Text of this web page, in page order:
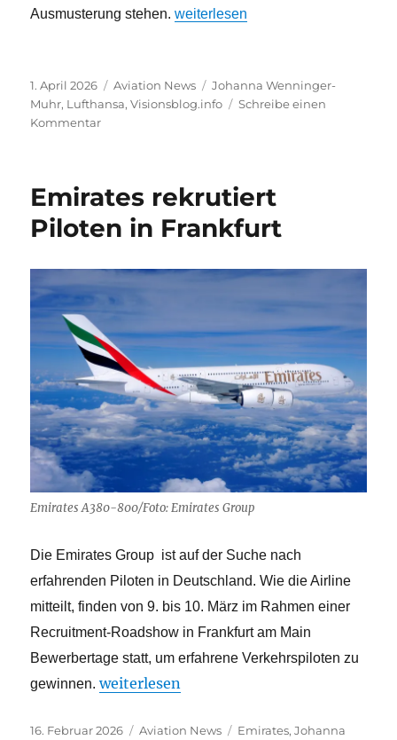
Ausmusterung stehen.„Folgen des Irankriegs –
weiterlesen
Veröffentlicht
am
1. April 2026 Kategorien
Aviation News Schlagwörter
Johanna Wenninger-
Muhr, Lufthansa,Visionsblog.info
Schreibe einen
Kommentarzu
–
Lufthansa
prüft
von
bis
zu
40
Flugzeugen
Emirates rekrutiert
Piloten in Frankfurt
Emirates A380-800/Foto: Emirates Group
Die Emirates Group ist auf der Suche nach
erfahrenden Piloten in Deutschland. Wie die Airline
mitteilt, finden von 9. bis 10. März im Rahmen einer
Recruitment-Roadshow in Frankfurt am Main
Bewerbertage statt, um erfahrene Verkehrspiloten zu
gewinnen. „Emirates rekrutiert Piloten in Frankfurt“
weiterlesen
Veröffentlicht
16. Februar 2026 Kategorien
Aviation News Schlagwörter
Emirates,Johanna